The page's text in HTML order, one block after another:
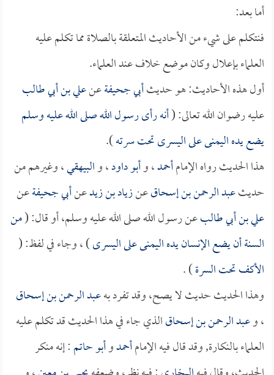
أما بعد:
فنتكلم على شيء من الأحاديث المتعلقة بالصلاة مما تكلم عليه
العلماء بإعلال وكان موضع خلاف عند العلماء.
أول هذه الأحاديث: هو حديثأبي جحيفةعنعلي بن أبي طالب
عليه رضوان الله تعالى: (أنه رأى رسول الله صلى الله عليه وسلم
يضع يده اليمنى على اليسرى تحت سرته).
هذا الحديث رواه الإمامأحمد، وأبو داود، والبيهقي، وغيرهم من
حديثعبد الرحمن بن إسحاقعنزياد بن زيدعنأبي جحيفةعن
علي بن أبي طالبعن رسول الله صلى الله عليه وسلم، أو قال: (من
السنة أن يضع الإنسان يده اليمنى على اليسرى) ، وجاء في لفظ: (
الأكف تحت السرة) .
وهذا الحديث حديث لا يصح، وقد تفرد بهعبد الرحمن بن إسحاق
، وعبد الرحمن بن إسحاقالذي جاء في هذا الحديث قد تكلم عليه
العلماء بالنكارة, وقد قال فيه الإمامأحمدوأبو حاتم: إنه منكر